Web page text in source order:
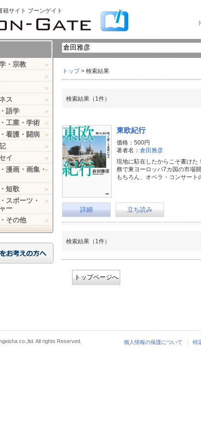
籍サイト ブーンゲイト
トップ> 検索結果
検索結果（1件）
東欧紀行
価格：500円
著者名： 倉田雅彦
現地に駐在したからこそ書け
務で東ヨーロッパ7カ国の市場
もちろん、オペラ・コンサート
詳細 立ち読み
検索結果（1件）
トップページへ
・宗教
ス
語学
工業・学術
看護・闘病
イ
漫画・画集・
短歌
スポーツ・
ー
その他
個人情報の保護について 特
co.,ltd. All rights Reserved.